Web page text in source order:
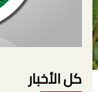
كل الأخبار